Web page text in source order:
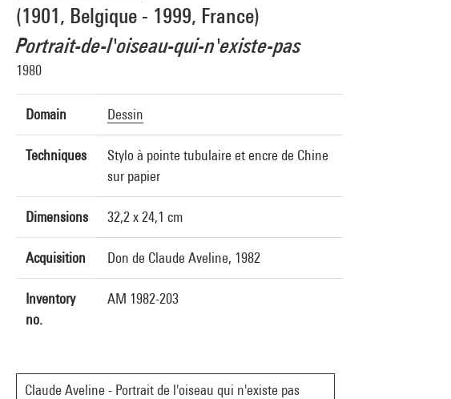
(1901, Belgique - 1999, France)
Portrait-de-l'oiseau-qui-n'existe-pas
1980
Domain Dessin
Techniques
Stylo à pointe tubulaire et encre de Chine
sur papier
Dimensions 32,2 x 24,1 cm
Acquisition Don de Claude Aveline, 1982
Inventory
no.
AM 1982-203
Claude Aveline - Portrait de l'oiseau qui n'existe pas